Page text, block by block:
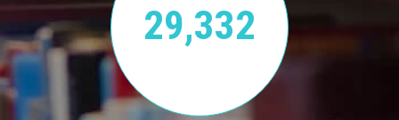
29,332